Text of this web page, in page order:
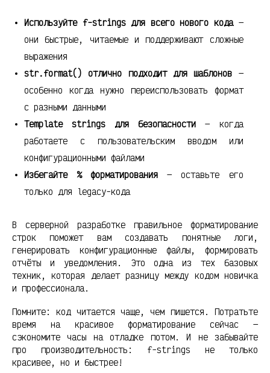
Используйте f-strings для всего нового кода—
они быстрые, читаемые и поддерживают сложные
выражения
str.format() отлично подходит для шаблонов —
особенно когда нужно переиспользовать формат
с разными данными
Template strings для безопасности — когда
работаете с пользовательским вводом или
конфигурационными файлами
Избегайте % форматирования — оставьте его
только для legacy-кода
В серверной разработке правильное форматирование
строк поможет вам создавать понятные логи,
генерировать конфигурационные файлы, формировать
отчёты и уведомления. Это одна из тех базовых
техник, которая делает разницу между кодом новичка
и профессионала.
Помните: код читается чаще, чем пишется. Потратьте
время на красивое форматирование сейчас —
сэкономите часы на отладке потом. И не забывайте
про производительность: f-strings не только
красивее, но и быстрее!